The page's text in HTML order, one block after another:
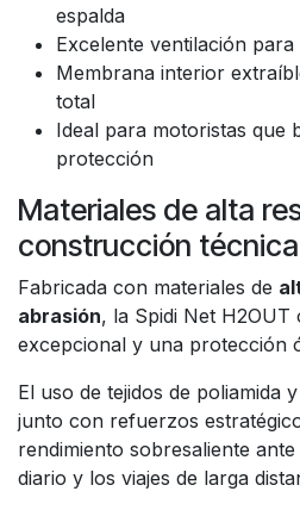
espalda
Excelente ventilación
Membrana interior
total
Ideal para motoristas que
protección
Materiales de alta
construcción técnica
Fabricada con materiales de
abrasión, la Spidi Net
excepcional y una protección
El uso de tejidos de poliamida
junto con refuerzos
rendimiento sobresaliente
diario y los viajes de larga